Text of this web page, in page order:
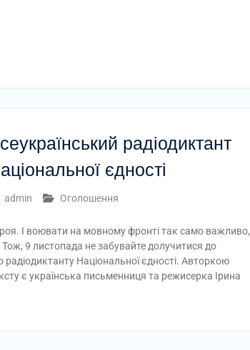
радіодиктант
єдності
admin Оголошення
І воювати на мовному фронті так само важливо,
Тож, 9 листопада не забувайте долучитися до
радіодиктанту Національної єдності. Авторкою
є українська письменниця та режисерка Ірина